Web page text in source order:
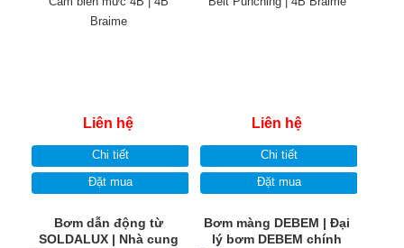
Liên hệ
Chi tiết
Đặt mua
Liên hệ
Chi tiết
Đặt mua
Bơm dẫn động từ
SOLDALUX | Nhà cung
Bơm màng DEBEM | Đại
lý bơm DEBEM chính